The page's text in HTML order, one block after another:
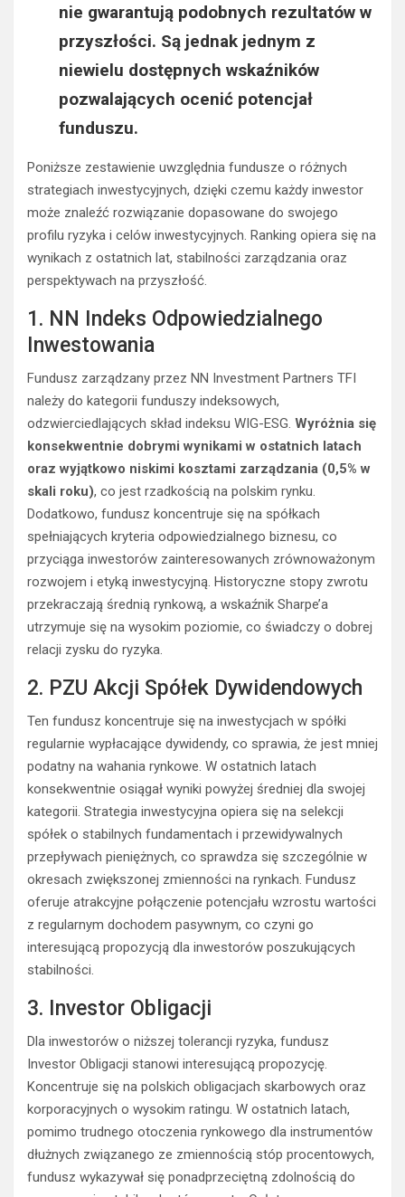
nie gwarantują podobnych rezultatów w
przyszłości. Są jednak jednym z
niewielu dostępnych wskaźników
pozwalających ocenić potencjał
funduszu.
Poniższe zestawienie uwzględnia fundusze o różnych
strategiach inwestycyjnych, dzięki czemu każdy inwestor
może znaleźć rozwiązanie dopasowane do swojego
profilu ryzyka i celów inwestycyjnych. Ranking opiera się na
wynikach z ostatnich lat, stabilności zarządzania oraz
perspektywach na przyszłość.
1. NN Indeks Odpowiedzialnego
Inwestowania
Fundusz zarządzany przez NN Investment Partners TFI
należy do kategorii funduszy indeksowych,
odzwierciedlających skład indeksu WIG-ESG. Wyróżnia się
konsekwentnie dobrymi wynikami w ostatnich latach
oraz wyjątkowo niskimi kosztami zarządzania (0,5% w
skali roku), co jest rzadkością na polskim rynku.
Dodatkowo, fundusz koncentruje się na spółkach
spełniających kryteria odpowiedzialnego biznesu, co
przyciąga inwestorów zainteresowanych zrównoważonym
rozwojem i etyką inwestycyjną. Historyczne stopy zwrotu
przekraczają średnią rynkową, a wskaźnik Sharpe’a
utrzymuje się na wysokim poziomie, co świadczy o dobrej
relacji zysku do ryzyka.
2. PZU Akcji Spółek Dywidendowych
Ten fundusz koncentruje się na inwestycjach w spółki
regularnie wypłacające dywidendy, co sprawia, że jest mniej
podatny na wahania rynkowe. W ostatnich latach
konsekwentnie osiągał wyniki powyżej średniej dla swojej
kategorii. Strategia inwestycyjna opiera się na selekcji
spółek o stabilnych fundamentach i przewidywalnych
przepływach pieniężnych, co sprawdza się szczególnie w
okresach zwiększonej zmienności na rynkach. Fundusz
oferuje atrakcyjne połączenie potencjału wzrostu wartości
z regularnym dochodem pasywnym, co czyni go
interesującą propozycją dla inwestorów poszukujących
stabilności.
3. Investor Obligacji
Dla inwestorów o niższej tolerancji ryzyka, fundusz
Investor Obligacji stanowi interesującą propozycję.
Koncentruje się na polskich obligacjach skarbowych oraz
korporacyjnych o wysokim ratingu. W ostatnich latach,
pomimo trudnego otoczenia rynkowego dla instrumentów
dłużnych związanego ze zmiennością stóp procentowych,
fundusz wykazywał się ponadprzeciętną zdolnością do